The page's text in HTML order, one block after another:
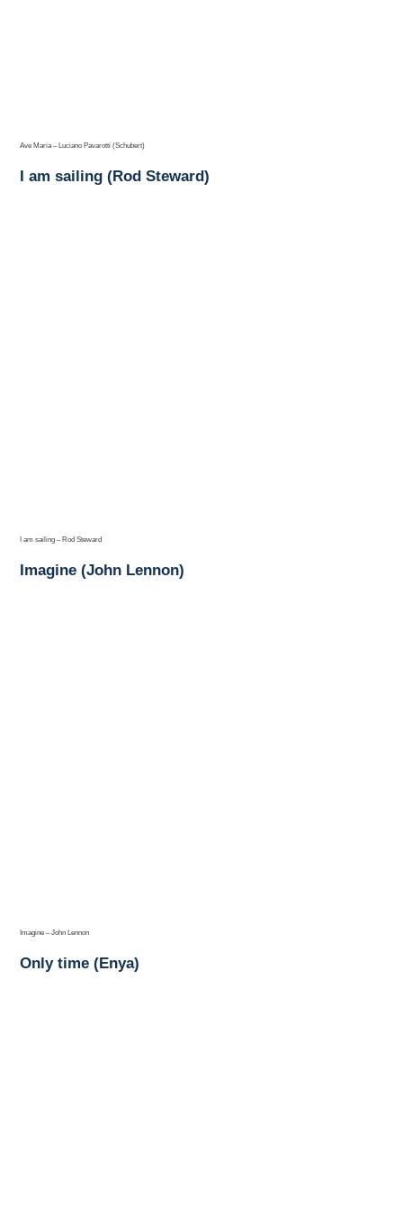
Ave Maria – Luciano Pavarotti (Schubert)
I am sailing (Rod Steward)
I am sailing – Rod Steward
Imagine (John Lennon)
Imagine – John Lennon
Only time (Enya)